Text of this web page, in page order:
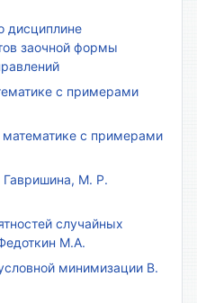
дисциплине
заочной формы
с примерами
с примерами
М. Р.
случайных
М.А.
минимизации В.